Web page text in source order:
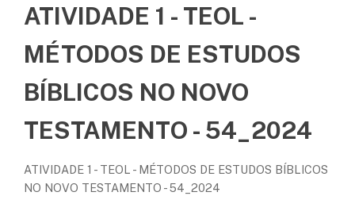
ATIVIDADE 1 - TEOL -
MÉTODOS DE ESTUDOS
BÍBLICOS NO NOVO
TESTAMENTO - 54_2024
ATIVIDADE 1 - TEOL - MÉTODOS DE ESTUDOS BÍBLICOS
NO NOVO TESTAMENTO - 54_2024